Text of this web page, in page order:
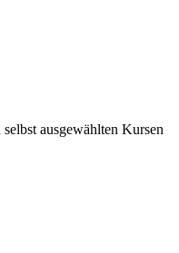
ausgewählten Kursen